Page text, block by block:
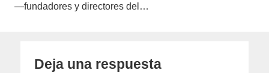
—fundadores y directores del…
Deja una respuesta